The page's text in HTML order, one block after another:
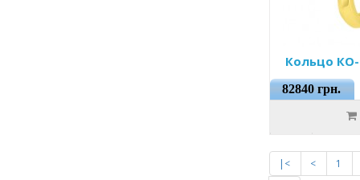
Кольцо
82840 грн.
|< <
1